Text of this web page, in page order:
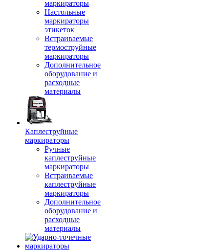
маркираторы
Настольные
маркираторы
этикеток
Встраиваемые
термоструйные
маркираторы
Дополнительное
оборудование и
расходные
материалы
Каплеструйные
маркираторы
Ручные
каплеструйные
маркираторы
Встраиваемые
каплеструйные
маркираторы
Дополнительное
оборудование и
расходные
материалы